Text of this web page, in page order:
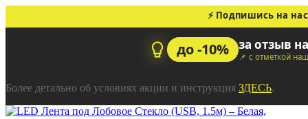
⚡ Подпишись на
до -10% за отзыв
📌 с отметкой
Более детально об условиях акции и инструкция ЗДЕСЬ.